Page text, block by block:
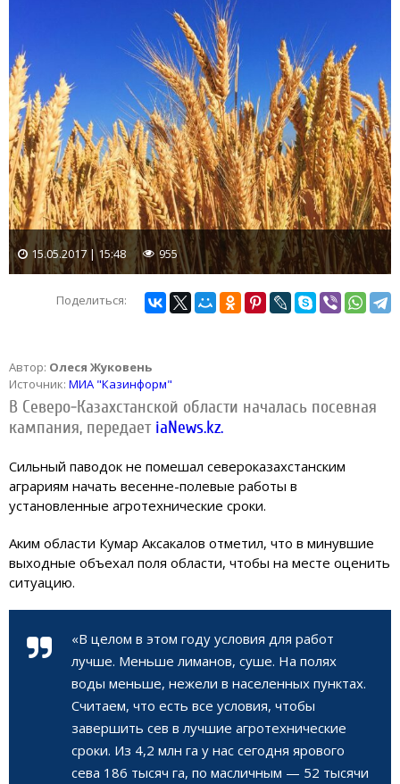
15.05.2017 | 15:48 955
Поделиться:
Автор: Олеся Жуковень
Источник: МИА "Казинформ"
В Северо-Казахстанской области началась посевная
кампания, передает iaNews.kz.
Сильный паводок не помешал североказахстанским
аграриям начать весенне-полевые работы в
установленные агротехнические сроки.
Аким области Кумар Аксакалов отметил, что в минувшие
выходные объехал поля области, чтобы на месте оценить
ситуацию.
«В целом в этом году условия для работ
лучше. Меньше лиманов, суше. На полях
воды меньше, нежели в населенных пунктах.
Считаем, что есть все условия, чтобы
завершить сев в лучшие агротехнические
сроки. Из 4,2 млн га у нас сегодня ярового
сева 186 тысяч га, по масличным — 52 тысячи